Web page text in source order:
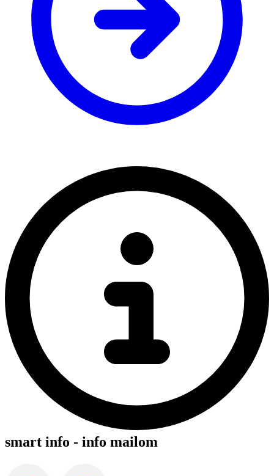
smart info - info mailom